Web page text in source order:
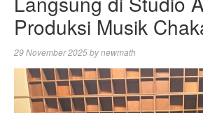
Produksi Musik
29 November 2025bynewmath